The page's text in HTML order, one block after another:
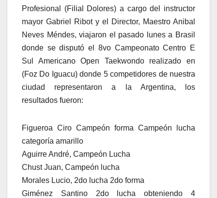
Profesional (Filial Dolores) a cargo del instructor
mayor Gabriel Ribot y el Director, Maestro Anibal
Neves Méndes, viajaron el pasado lunes a Brasil
donde se disputó el 8vo Campeonato Centro E
Sul Americano Open Taekwondo realizado en
(Foz Do Iguacu) donde 5 competidores de nuestra
ciudad representaron a la Argentina, los
resultados fueron:
Figueroa Ciro Campeón forma Campeón lucha
categoría amarillo
Aguirre André, Campeón Lucha
Chust Juan, Campeón lucha
Morales Lucio, 2do lucha 2do forma
Giménez Santino 2do lucha obteniendo 4